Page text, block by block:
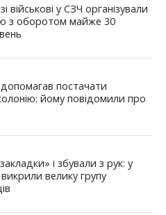
військові у СЗЧ організували
з оборотом майже 30
постачати
йому повідомили про
і збували з рук: у
велику групу